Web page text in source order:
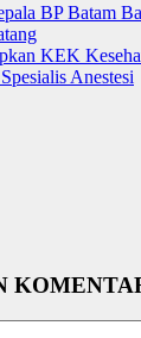
BP Batam
KEK
Anestesi